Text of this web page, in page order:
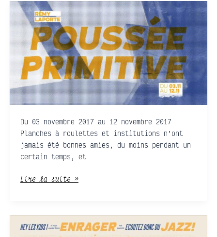
Du 03 novembre 2017 au 12 novembre 2017
Planches à roulettes et institutions n’ont
jamais été bonnes amies, du moins pendant un
certain temps, et
Rémy
Laporte
·
Poussée
Primitive
Lire la suite »
MOSAMBI